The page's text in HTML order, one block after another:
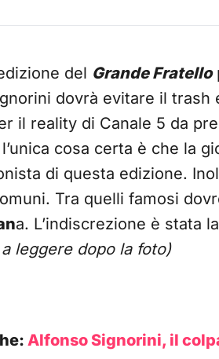
del Grande Fratello
dovrà evitare il
il reality di Canale 5 da
cosa certa è che la
di questa edizione.
Tra quelli famosi
a. L’indiscrezione è stata
leggere dopo la foto)
Alfonso Signorini, il